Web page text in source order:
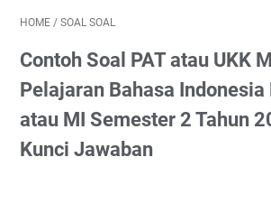
HOME / SOAL SOAL
Contoh Soal PAT atau UKK
Pelajaran Bahasa Indonesia
atau MI Semester 2 Tahun
Kunci Jawaban